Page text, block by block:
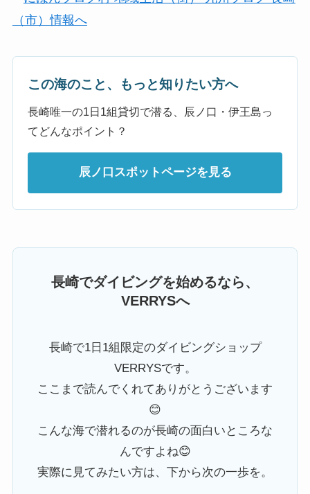
この海のこと、もっと知りたい方へ
長崎唯一の1日1組貸切で潜る、辰ノ口・伊王島っ
てどんなポイント？
辰ノ口スポットページを見る
長崎でダイビングを始めるなら、
VERRYSへ
長崎で1日1組限定のダイビングショップ
VERRYSです。
ここまで読んでくれてありがとうございます
😊
こんな海で潜れるのが長崎の面白いところな
んですよね😊
実際に見てみたい方は、下から次の一歩を。